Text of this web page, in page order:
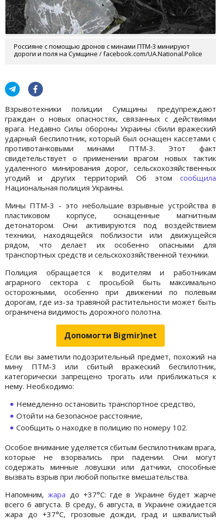
Россияне с помощью дронов с минами ПТМ-3 минируют
дороги и поля на Сумщине / facebook.com/UA.National.Police
Взрывотехники полиции Сумщины предупреждают
граждан о новых опасностях, связанных с действиями
врага. Недавно Силы обороны Украины сбили вражеский
ударный беспилотник, который был оснащен кассетами с
противотанковыми минами ПТМ-3. Этот факт
свидетельствует о применении врагом новых тактик
удаленного минирования дорог, сельскохозяйственных
угодий и других территорий. Об этом сообщила
Национальная полиция Украины.
Мины ПТМ-3 - это небольшие взрывные устройства в
пластиковом корпусе, оснащенные магнитным
детонатором. Они активируются под воздействием
техники, находящейся поблизости или движущейся
рядом, что делает их особенно опасными для
транспортных средств и сельскохозяйственной техники.
Полиция обращается к водителям и работникам
аграрного сектора с просьбой быть максимально
осторожными, особенно при движении по полевым
дорогам, где из-за травяной растительности может быть
ограничена видимость дорожного полотна.
Допомогти Bigmir)net
Если вы заметили подозрительный предмет, похожий на
мину ПТМ-3 или сбитый вражеский беспилотник,
категорически запрещено трогать или приближаться к
нему. Необходимо:
Немедленно остановить транспортное средство,
Отойти на безопасное расстояние,
Сообщить о находке в полицию по номеру 102.
Особое внимание уделяется сбитым беспилотникам врага,
которые не взорвались при падении. Они могут
содержать минные ловушки или датчики, способные
вызвать взрыв при любой попытке вмешательства.
Напомним,жара до +37°C: где в Украине будет жарче
всего 6 августа. В среду, 6 августа, в Украине ожидается
жара до +37°C, грозовые дожди, град и шквалистый